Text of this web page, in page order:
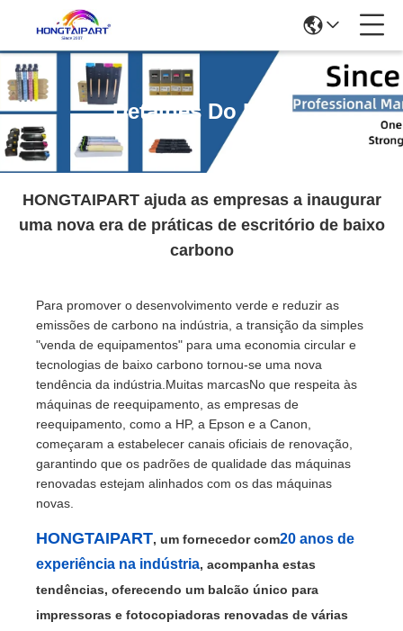
Detalhes Do Blog
HONGTAIPART ajuda as empresas a inaugurar
uma nova era de práticas de escritório de baixo
carbono
Para promover o desenvolvimento verde e reduzir as
emissões de carbono na indústria, a transição da simples
"venda de equipamentos" para uma economia circular e
tecnologias de baixo carbono tornou-se uma nova
tendência da indústria.Muitas marcasNo que respeita às
máquinas de reequipamento, as empresas de
reequipamento, como a HP, a Epson e a Canon,
começaram a estabelecer canais oficiais de renovação,
garantindo que os padrões de qualidade das máquinas
renovadas estejam alinhados com os das máquinas
novas.
HONGTAIPART, um fornecedor com20 anos de
experiência na indústria, acompanha estas
tendências, oferecendo um balcão único para
impressoras e fotocopiadoras renovadas de várias